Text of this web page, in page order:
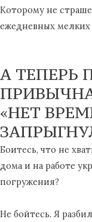
Которому не
ежедневных мелких
А ТЕПЕРЬ
«НЕТ
Боитесь, что не
дома и на работе
погружения?
Не бойтесь. Я